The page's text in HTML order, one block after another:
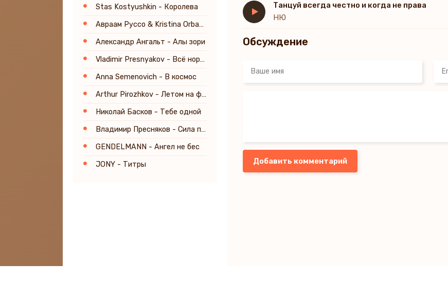
Stas Kostyushkin - Королева
Авраам Руссо & Kristina Orbakaitė - Просто любить тебя
Александр Ангальт - Алы зори
Vladimir Presnyakov - Всё нормально
Anna Semenovich - В космос
Arthur Pirozhkov - Летом на фиесте
Николай Басков - Тебе одной
Владимир Пресняков - Сила притяжения
GENDELMANN - Ангел не бес
JONY - Титры
Танцуй всегда честно и когда не права
НЮ
Обсуждение
Добавить комментарий